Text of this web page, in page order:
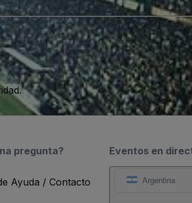
Eventos en
Argentina
pregunta?
Ayuda / Contacto